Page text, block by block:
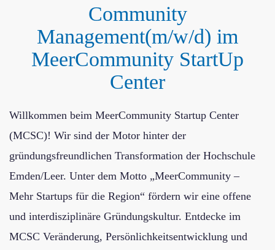
Community
Management(m/w/d) im
MeerCommunity StartUp
Center
Willkommen beim MeerCommunity Startup Center
(MCSC)! Wir sind der Motor hinter der
gründungsfreundlichen Transformation der Hochschule
Emden/Leer. Unter dem Motto „MeerCommunity –
Mehr Startups für die Region“ fördern wir eine offene
und interdisziplinäre Gründungskultur. Entdecke im
MCSC Veränderung, Persönlichkeitsentwicklung und